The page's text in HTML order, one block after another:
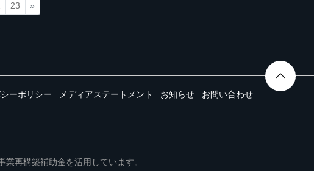
23 »
ーポリシー メディアステートメント お知らせ お問い合わせ
再構築補助金を活用しています。